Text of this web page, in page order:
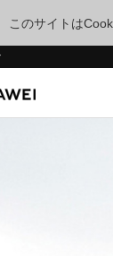
このサイトは